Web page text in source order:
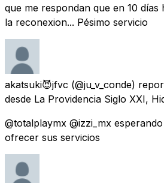
que me respondan que en 10 días
la reconexion... Pésimo servicio
akatsuki😈jfvc (@ju_v_conde)
desde La Providencia Siglo XXI,
@totalplaymx @izzi_mx
ofrecer sus servicios